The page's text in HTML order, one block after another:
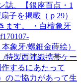
誌、【銀座百点・1
子を掲載（ｐ29）
ます。 ・白檀象牙
象牙/螺鈿金蒔絵）
/特製西陣織携帯ケー
するにあたって
のご協力があって生